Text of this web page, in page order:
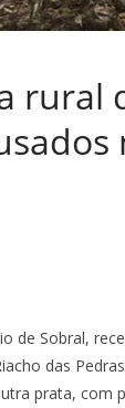
rural
de Sobral,
das
prata, com